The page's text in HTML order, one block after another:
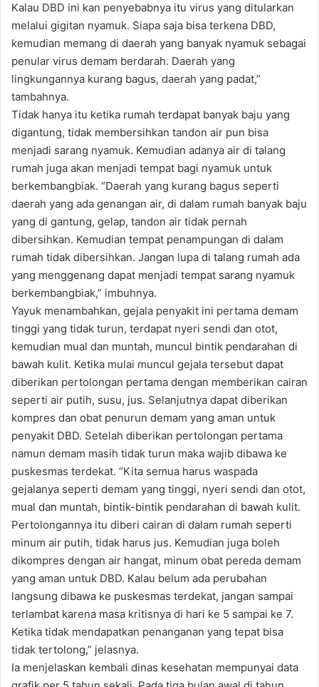
Kalau DBD ini kan penyebabnya itu virus yang ditularkan
melalui gigitan nyamuk. Siapa saja bisa terkena DBD,
kemudian memang di daerah yang banyak nyamuk sebagai
penular virus demam berdarah. Daerah yang
lingkungannya kurang bagus, daerah yang padat,”
tambahnya.
Tidak hanya itu ketika rumah terdapat banyak baju yang
digantung, tidak membersihkan tandon air pun bisa
menjadi sarang nyamuk. Kemudian adanya air di talang
rumah juga akan menjadi tempat bagi nyamuk untuk
berkembangbiak. “Daerah yang kurang bagus seperti
daerah yang ada genangan air, di dalam rumah banyak baju
yang di gantung, gelap, tandon air tidak pernah
dibersihkan. Kemudian tempat penampungan di dalam
rumah tidak dibersihkan. Jangan lupa di talang rumah ada
yang menggenang dapat menjadi tempat sarang nyamuk
berkembangbiak,” imbuhnya.
Yayuk menambahkan, gejala penyakit ini pertama demam
tinggi yang tidak turun, terdapat nyeri sendi dan otot,
kemudian mual dan muntah, muncul bintik pendarahan di
bawah kulit. Ketika mulai muncul gejala tersebut dapat
diberikan pertolongan pertama dengan memberikan cairan
seperti air putih, susu, jus. Selanjutnya dapat diberikan
kompres dan obat penurun demam yang aman untuk
penyakit DBD. Setelah diberikan pertolongan pertama
namun demam masih tidak turun maka wajib dibawa ke
puskesmas terdekat. “Kita semua harus waspada
gejalanya seperti demam yang tinggi, nyeri sendi dan otot,
mual dan muntah, bintik-bintik pendarahan di bawah kulit.
Pertolongannya itu diberi cairan di dalam rumah seperti
minum air putih, tidak harus jus. Kemudian juga boleh
dikompres dengan air hangat, minum obat pereda demam
yang aman untuk DBD. Kalau belum ada perubahan
langsung dibawa ke puskesmas terdekat, jangan sampai
terlambat karena masa kritisnya di hari ke 5 sampai ke 7.
Ketika tidak mendapatkan penanganan yang tepat bisa
tidak tertolong,” jelasnya.
Ia menjelaskan kembali dinas kesehatan mempunyai data